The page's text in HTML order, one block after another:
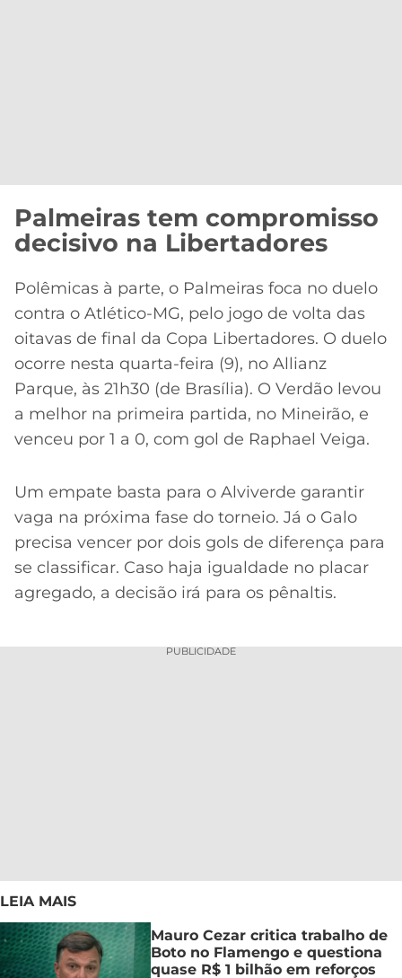
Palmeiras tem compromisso
decisivo na Libertadores
Polêmicas à parte, o Palmeiras foca no duelo
contra o Atlético-MG, pelo jogo de volta das
oitavas de final da Copa Libertadores. O duelo
ocorre nesta quarta-feira (9), no Allianz
Parque, às 21h30 (de Brasília). O Verdão levou
a melhor na primeira partida, no Mineirão, e
venceu por 1 a 0, com gol de Raphael Veiga.
Um empate basta para o Alviverde garantir
vaga na próxima fase do torneio. Já o Galo
precisa vencer por dois gols de diferença para
se classificar. Caso haja igualdade no placar
agregado, a decisão irá para os pênaltis.
PUBLICIDADE
LEIA MAIS
Mauro Cezar critica trabalho de
Boto no Flamengo e questiona
quase R$ 1 bilhão em reforços